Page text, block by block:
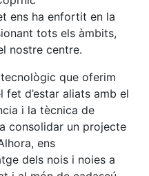
ens ha enfortit en la
tots els àmbits,
nostre centre.
que oferim
fet d’estar aliats amb el
i la tècnica de
consolidar un projecte
ens
dels nois i noies a